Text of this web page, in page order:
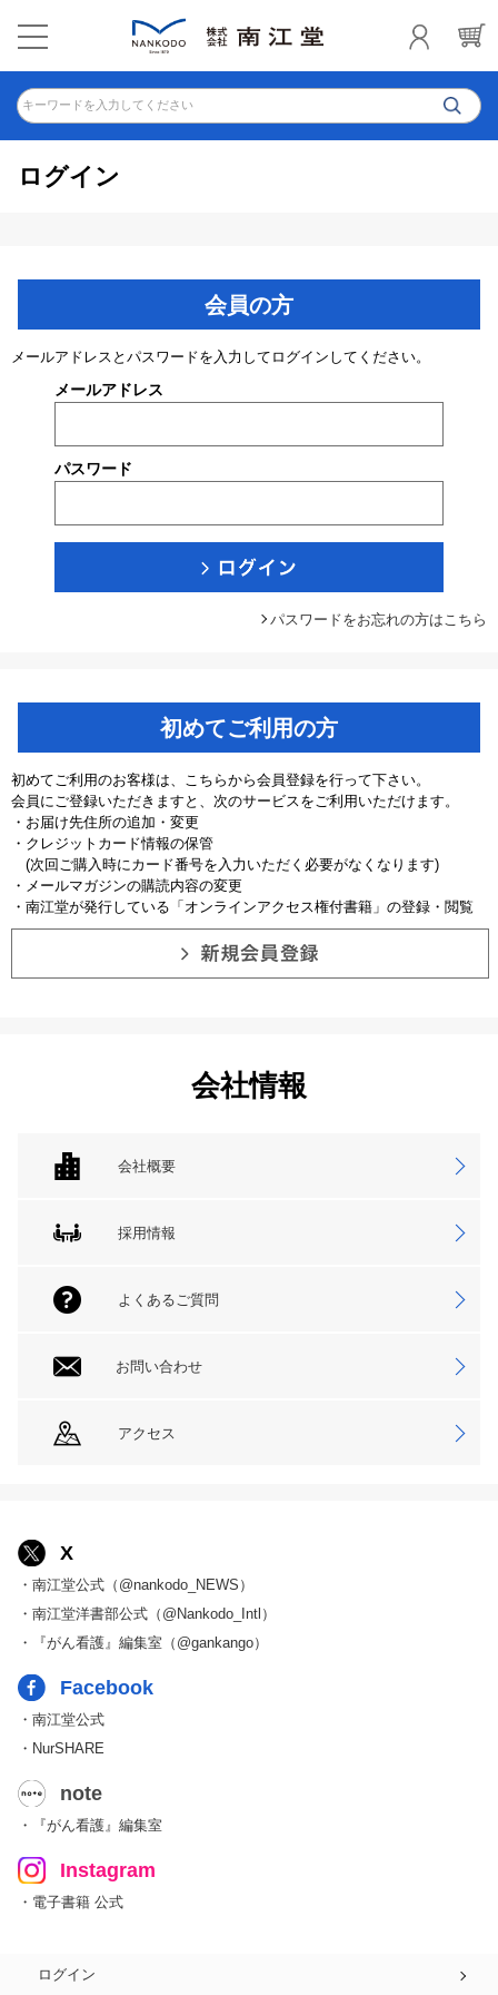
キーワードを入力してください
ログイン
会員の方
メールアドレスとパスワードを入力してログインしてください。
メールアドレス
パスワード
パスワードをお忘れの方はこちら
初めてご利用の方
初めてご利用のお客様は、こちらから会員登録を行って下さい。
会員にご登録いただきますと、次のサービスをご利用いただけます。
・お届け先住所の追加・変更
・クレジットカード情報の保管
(次回ご購入時にカード番号を入力いただく必要がなくなります)
・メールマガジンの購読内容の変更
・南江堂が発行している「オンラインアクセス権付書籍」の登録・閲覧
会社情報
会社概要
採用情報
よくあるご質問
お問い合わせ
アクセス
X
・南江堂公式（@nankodo_NEWS）
・南江堂洋書部公式（@Nankodo_Intl）
・『がん看護』編集室（@gankango）
Facebook
・南江堂公式
・NurSHARE
note
・『がん看護』編集室
Instagram
・電子書籍 公式
ログイン